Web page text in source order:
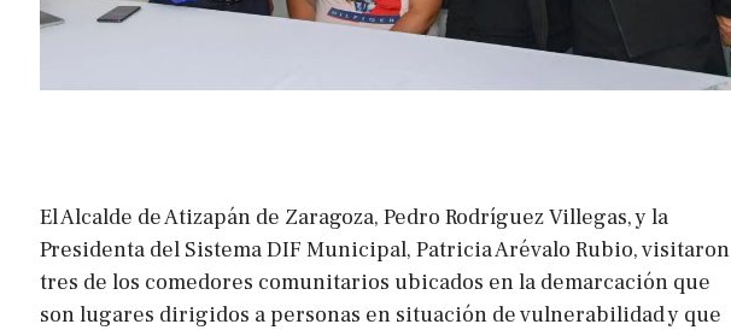
El Alcalde de Atizapán de Zaragoza, Pedro Rodríguez Villegas, y la
Presidenta del Sistema DIF Municipal, Patricia Arévalo Rubio, visitaron
tres de los comedores comunitarios ubicados en la demarcación que
son lugares dirigidos a personas en situación de vulnerabilidad y que